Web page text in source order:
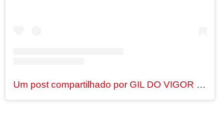
Um post compartilhado por GIL DO VIGOR (@gildovigor)